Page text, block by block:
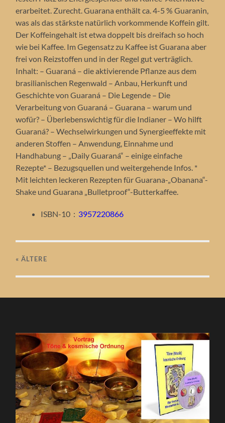
erarbeitet. Zurecht. Guarana enthält ca. 4-5 % Guaranin,
was als das stärkste natürlich vorkommende Koffein gilt.
Der Koffeingehalt ist etwa doppelt bis dreifach so hoch
wie bei Kaffee. Im Gegensatz zu Kaffee ist Guarana aber
frei von Reizstoffen und in der Regel gut verträglich.
Inhalt: – Guaraná – die aktivierende Pflanze aus dem
brasilianischen Regenwald – Anbau, Herkunft und
Geschichte von Guaraná – Die Legende – Die
Verarbeitung von Guaraná – Guarana – warum und
wofür? – Überlebenswichtig für die Indianer – Wo hilft
Guaraná? – Wechselwirkungen und Synergieeffekte mit
anderen Stoffen – Anwendung, Einnahme und
Handhabung – „Daily Guaraná“ – einige einfache
Rezepte* – Bezugsquellen und weitergehende Infos. *
Mit leichten leckeren Rezepten für Guarana-„Obanana“-
Shake und Guarana „Bulletproof“-Butterkaffee.
ISBN-10 ‏ : ‎ 3957220866
« ÄLTERE